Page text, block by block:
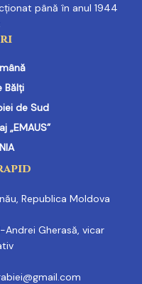
până în anul 1944
Bălți
de Sud
„EMAUS”
Republica Moldova
Andrei Gherasă, vicar